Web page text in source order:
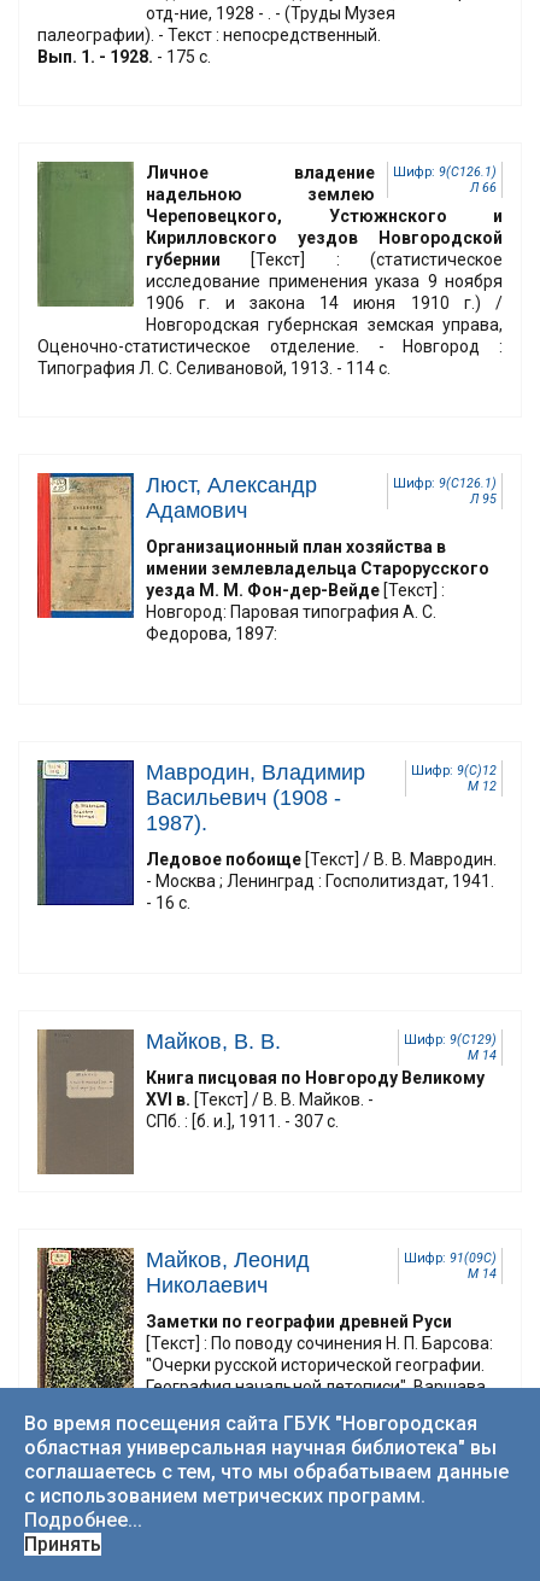
отд-ние, 1928 - . - (Труды Музея
палеографии). - Текст : непосредственный.
Вып. 1. - 1928. - 175 с.
Шифр: 9(С126.1)
Л 66
Личное владение
надельною землею
Череповецкого, Устюжнского и
Кирилловского уездов Новгородской
губернии
[Текст] : (статистическое
исследование применения указа 9 ноября
1906 г. и закона 14 июня 1910 г.) /
Новгородская губернская земская управа,
Оценочно-статистическое отделение. - Новгород :
Типография Л. С. Селивановой, 1913. - 114 с.
Шифр: 9(С126.1)
Л 95
Люст, Александр
Адамович
Организационный план хозяйства в
имении землевладельца Старорусского
уезда М. М. Фон-дер-Вейде [Текст] :
Новгород: Паровая типография А. С.
Федорова, 1897:
Шифр: 9(С)12
М 12
Мавродин, Владимир
Васильевич (1908 -
1987).
Ледовое побоище [Текст] / В. В. Мавродин.
- Москва ; Ленинград : Госполитиздат, 1941.
- 16 с.
Шифр: 9(С129)
М 14
Майков, В. В.
Книга писцовая по Новгороду Великому
XVI в. [Текст] / В. В. Майков. -
СПб. : [б. и.], 1911. - 307 с.
Шифр: 91(09С)
М 14
Майков, Леонид
Николаевич
Заметки по географии древней Руси
[Текст] : По поводу сочинения Н. П. Барсова:
"Очерки русской исторической географии.
География начальной летописи". Варшава.
Типография В. С. Балашева, 1874. - 53 с.
Во время посещения сайта ГБУК "Новгородская
областная универсальная научная библиотека" вы
соглашаетесь с тем, что мы обрабатываем данные
с использованием метрических программ.
Подробнее...
Принять